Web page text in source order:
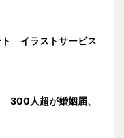
ト イラストサービス
300人超が婚姻届、